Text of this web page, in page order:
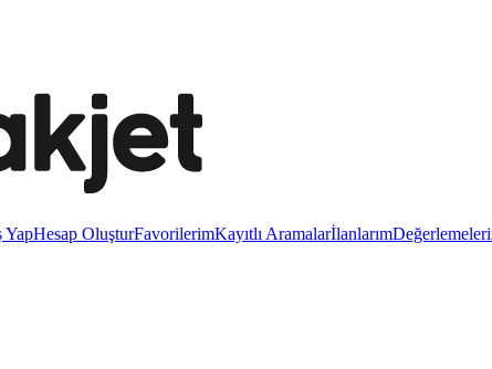
YapHesap OluşturFavorilerimKayıtlı Aramalarİlanlarım